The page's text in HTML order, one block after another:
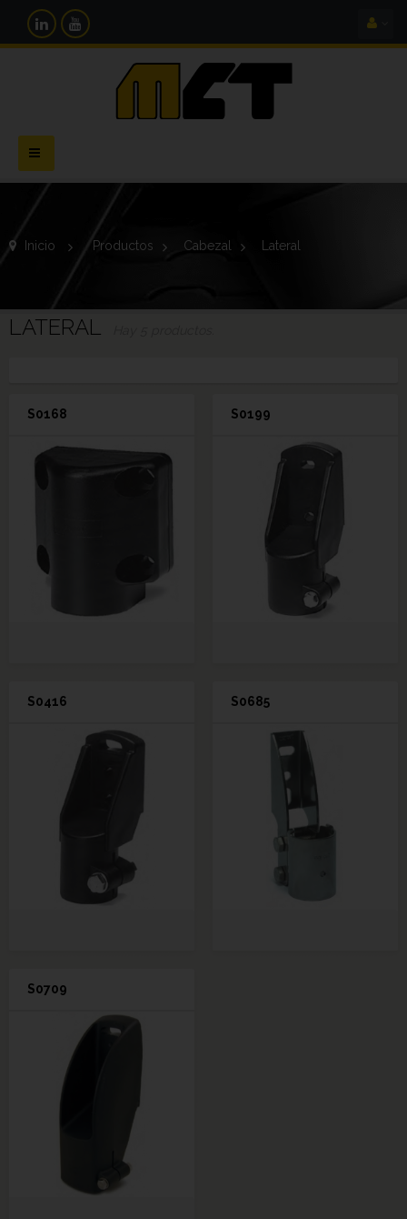
Navegación
Toggle
Inicio > Productos > Cabezal > Lateral
LATERAL
S0168 S0199
S0416 S0685
S0709